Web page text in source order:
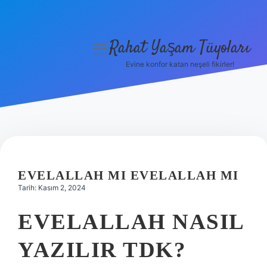
Hakkımızda
menüyü
Rahat Yaşam Tüyoları
Evine konfor katan neşeli fikirler!
EVELALLAH MI EVELALLAH MI
Tarih: Kasım 2, 2024
EVELALLAH NASIL
YAZILIR TDK?